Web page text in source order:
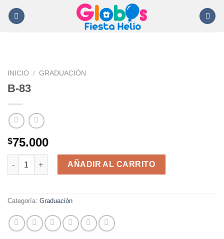
INICIO / GRADUACIÓN
B-83
$75.000
B-83 cantidad
AÑADIR AL CARRITO
Categoría: Graduación